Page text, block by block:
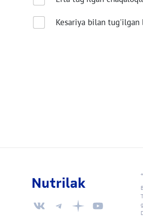
Kesariya bilan tug'ilgan